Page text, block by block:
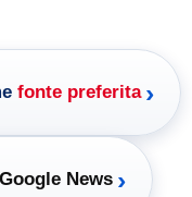
fonte preferita ›
News ›